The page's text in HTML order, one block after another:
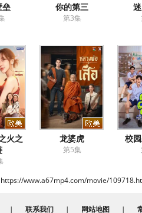
垒 你的第三
第3集
火之
龙婆虎
第5集
校
https://www.a67mp4.com/movie/
| 联系我们 | 网站地图 |